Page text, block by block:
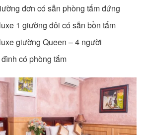
đơn có sẵn phòng tắm đứng
1 giường đôi có sẵn bồn tắm
giường Queen – 4 người
có phòng tắm